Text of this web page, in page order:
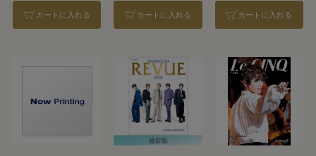
カートに入れる カートに入れる カートに入れる